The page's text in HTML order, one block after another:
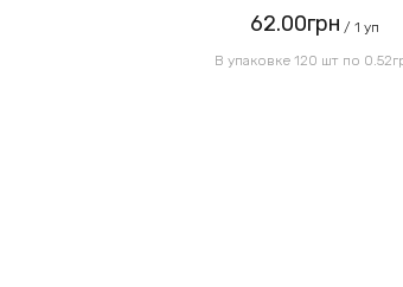
62.00грн / 1 уп
В упаковке 120 шт по